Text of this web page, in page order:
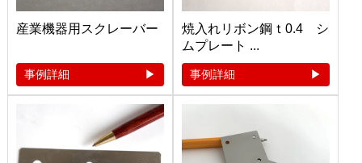
産業機器用スクレーバー
事例詳細
焼入れリボン鋼ｔ0.4 シ
ムプレート ...
事例詳細